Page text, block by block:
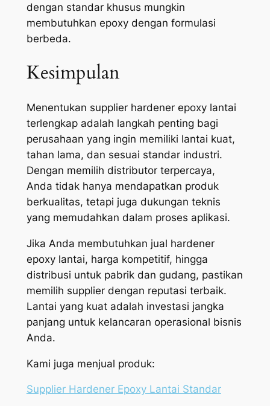
dengan standar khusus mungkin
membutuhkan epoxy dengan formulasi
berbeda.
Kesimpulan
Menentukan supplier hardener epoxy lantai
terlengkap adalah langkah penting bagi
perusahaan yang ingin memiliki lantai kuat,
tahan lama, dan sesuai standar industri.
Dengan memilih distributor terpercaya,
Anda tidak hanya mendapatkan produk
berkualitas, tetapi juga dukungan teknis
yang memudahkan dalam proses aplikasi.
Jika Anda membutuhkan jual hardener
epoxy lantai, harga kompetitif, hingga
distribusi untuk pabrik dan gudang, pastikan
memilih supplier dengan reputasi terbaik.
Lantai yang kuat adalah investasi jangka
panjang untuk kelancaran operasional bisnis
Anda.
Kami juga menjual produk:
Supplier Hardener Epoxy Lantai Standar